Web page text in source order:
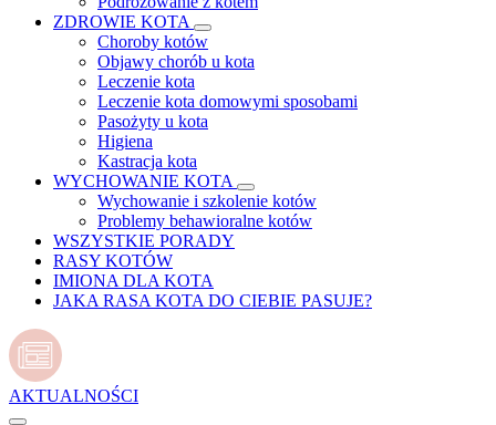
ZDROWIE KOTA
Choroby kotów
Objawy chorób u kota
Leczenie kota
Leczenie kota domowymi sposobami
Pasożyty u kota
Higiena
Kastracja kota
WYCHOWANIE KOTA
Wychowanie i szkolenie kotów
Problemy behawioralne kotów
WSZYSTKIE PORADY
RASY KOTÓW
IMIONA DLA KOTA
JAKA RASA KOTA DO CIEBIE PASUJE?
AKTUALNOŚCI